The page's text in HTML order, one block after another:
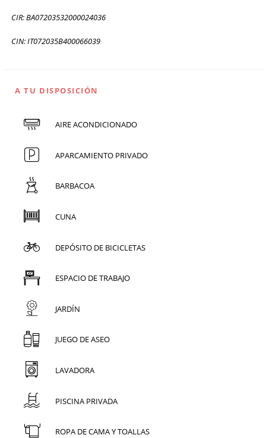
CIR: BA07203532000024036
CIN: IT072035B400066039
A TU DISPOSICIÓN
AIRE ACONDICIONADO
APARCAMIENTO PRIVADO
BARBACOA
CUNA
DEPÓSITO DE BICICLETAS
ESPACIO DE TRABAJO
JARDÍN
JUEGO DE ASEO
LAVADORA
PISCINA PRIVADA
ROPA DE CAMA Y TOALLAS